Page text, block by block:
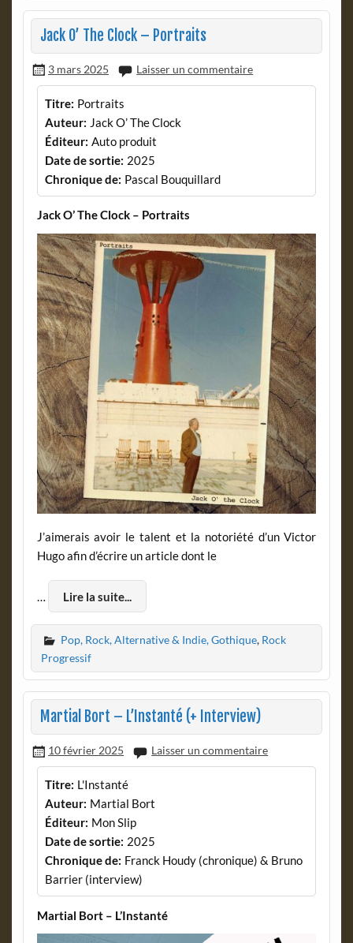
Jack O’ The Clock – Portraits
3 mars 2025 Laisser un commentaire
Titre: Portraits
Auteur: Jack O’ The Clock
Éditeur: Auto produit
Date de sortie: 2025
Chronique de: Pascal Bouquillard
Jack O’ The Clock – Portraits
J’aimerais avoir le talent et la notoriété d’un Victor
Hugo afin d’écrire un article dont le
… Lire la suite...
Pop, Rock, Alternative & Indie, Gothique, Rock
Progressif
Martial Bort – L’Instanté (+ Interview)
10 février 2025 Laisser un commentaire
Titre: L'Instanté
Auteur: Martial Bort
Éditeur: Mon Slip
Date de sortie: 2025
Chronique de: Franck Houdy (chronique) & Bruno
Barrier (interview)
Martial Bort – L’Instanté